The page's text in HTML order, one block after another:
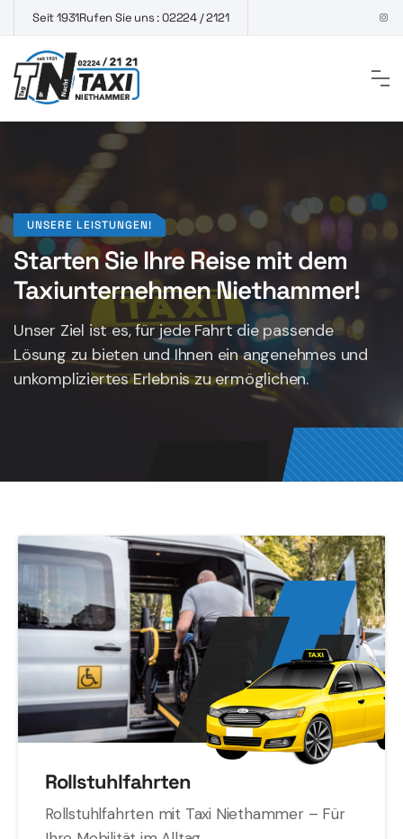
Seit 1931Rufen Sie uns : 02224 / 2121
UNSERE LEISTUNGEN!
Starten Sie Ihre Reise mit dem
Taxiunternehmen Niethammer!
Unser Ziel ist es, für jede Fahrt die passende
Lösung zu bieten und Ihnen ein angenehmes und
unkompliziertes Erlebnis zu ermöglichen.
Rollstuhlfahrten
Rollstuhlfahrten mit Taxi Niethammer – Für